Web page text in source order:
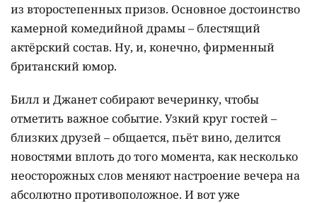
из второстепенных призов. Основное достоинство
камерной комедийной драмы – блестящий
актёрский состав. Ну, и, конечно, фирменный
британский юмор.
Билл и Джанет собирают вечеринку, чтобы
отметить важное событие. Узкий круг гостей –
близких друзей – общается, пьёт вино, делится
новостями вплоть до того момента, как несколько
неосторожных слов меняют настроение вечера на
абсолютно противоположное. И вот уже